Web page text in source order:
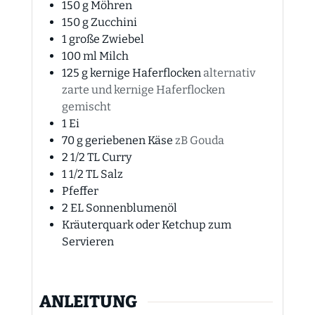
150gMöhren
150g Zucchini
1 große Zwiebel
100ml Milch
125 gkernige Haferflocken alternativ
zarte und kernige Haferflocken
gemischt
1 Ei
70ggeriebenen Käse zB Gouda
2 1/2 TL Curry
1 1/2 TL Salz
Pfeffer
2 EL Sonnenblumenöl
Kräuterquark oder Ketchup zum
Servieren
ANLEITUNG